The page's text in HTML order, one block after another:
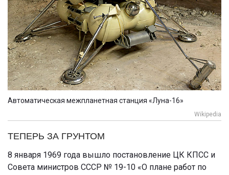
Автоматическая межпланетная станция «Луна-16»
Wikipedia
ТЕПЕРЬ ЗА ГРУНТОМ
8 января 1969 года вышло постановление ЦК КПСС и
Совета министров СССР № 19-10 «О плане работ по